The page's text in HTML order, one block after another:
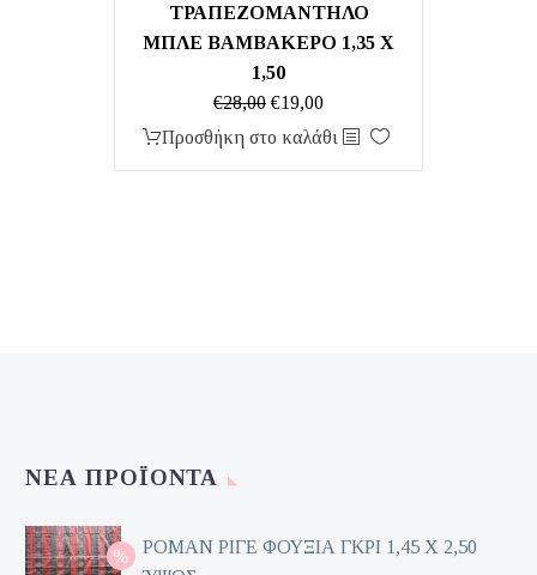
ΤΡΑΠΕΖΟΜΑΝΤΗΛΟ
ΜΠΛΕ ΒΑΜΒΑΚΕΡΟ 1,35 Χ
1,50
€28,00 Original
price
€19,00Η
τρέχουσα
Προσθήκη στο καλάθι
ΝΈΑ ΠΡΟΪΌΝΤΑ
ΡΟΜΑΝ ΡΙΓΕ ΦΟΥΞΙΑ ΓΚΡΙ 1,45 Χ 2,50